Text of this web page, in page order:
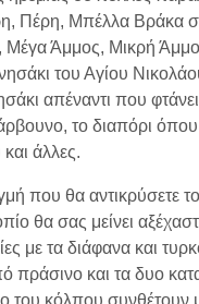
Πέρη, Μπέλλα Βράκα
Μέγα Άμμος, Μικρή
του Αγίου
απέναντι που
το διαπόρι όπου
άλλες.
που θα αντικρύσετε
θα σας μείνει
με τα διάφανα και
πράσινο και τα δυο
του κόλπου συνθέτουν